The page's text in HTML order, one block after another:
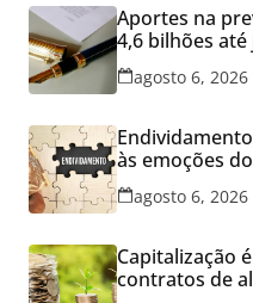
Aportes na
4,6 bilhões
agosto 6, 2026
às emoções
conhecimento
agosto 6, 2026
Capitalização
contratos de